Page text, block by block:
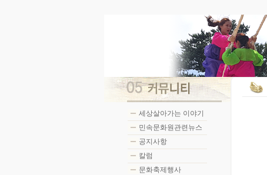
세상살아가는 이야기
민속문화원관련뉴스
공지사항
칼럼
문화축제행사